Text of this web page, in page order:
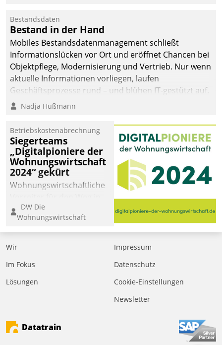
kommunale Wohnungsbauunternehmen daher
gemeinsam mit der Berliner Datatrain GmbH den
Teilprozess der Objektsanierung digitalisiert.
Bestandsdaten
Bestand in der Hand
Mobiles Bestandsdatenmanagement schließt
Informationslücken vor Ort und eröffnet Chancen bei
Objektpflege, Modernisierung und Vertrieb. Nur wenn
aktuelle Informationen vorliegen, laufen
Geschäftsprozesse rund – und blühen IT-gestützt auf.
Nadja Hußmann
Betriebskostenabrechnung
Siegerteams
„Digitalpioniere der
Wohnungswirtschaft
2024“ gekürt
Wohnungswirtschaftliche
eine digitale Zukunft zu
finden, ist das Ziel des
Awards „Digitalpioniere
der
Bewerben können sich
dafür ein Team
DW Die
Wohnungswirtschaft
Wir
Im Fokus
Lösungen
Impressum
Datenschutz
Cookie-Einstellungen
Newsletter
Datatrain